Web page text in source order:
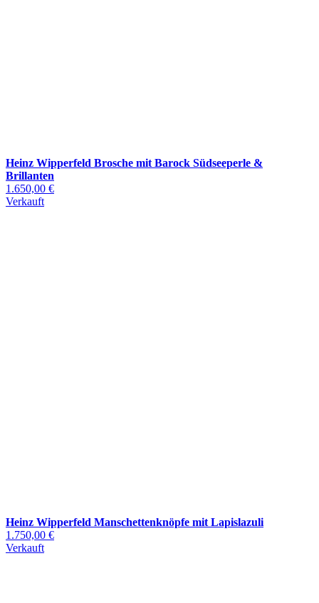
Heinz Wipperfeld Brosche mit Barock Südseeperle &
Brillanten
1.650,00 €
Verkauft
Heinz Wipperfeld Manschettenknöpfe mit Lapislazuli
1.750,00 €
Verkauft